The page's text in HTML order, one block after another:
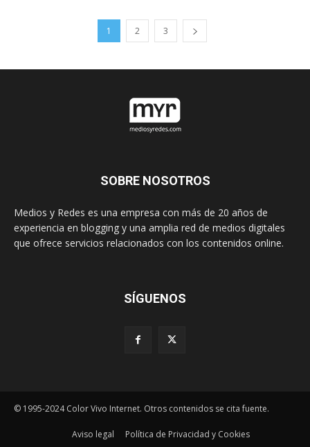
1 2 3
SOBRE NOSOTROS
Medios y Redes es una empresa con más de 20 años de
experiencia en blogging y una amplia red de medios digitales
que ofrece servicios relacionados con los contenidos online.
SÍGUENOS
© 1995-2024 Color Vivo Internet. Otros contenidos se cita fuente.
Aviso legal Política de Privacidad y Cookies